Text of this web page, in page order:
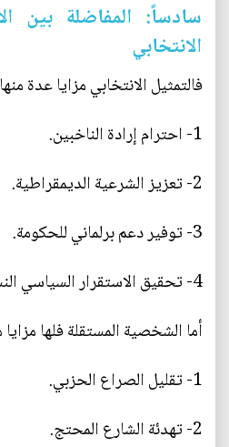
سادساً: المفاضلة بين
الانتخابي
فالتمثيل الانتخابي مزايا عدة منها
1- احترام إرادة الناخبين.
2- تعزيز الشرعية الديمقراطية.
3- توفير دعم برلماني للحكومة.
4- تحقيق الاستقرار السياسي النسبي.
أما الشخصية المستقلة فلها مزايا
1- تقليل الصراع الحزبي.
2- تهدئة الشارع المحتج.